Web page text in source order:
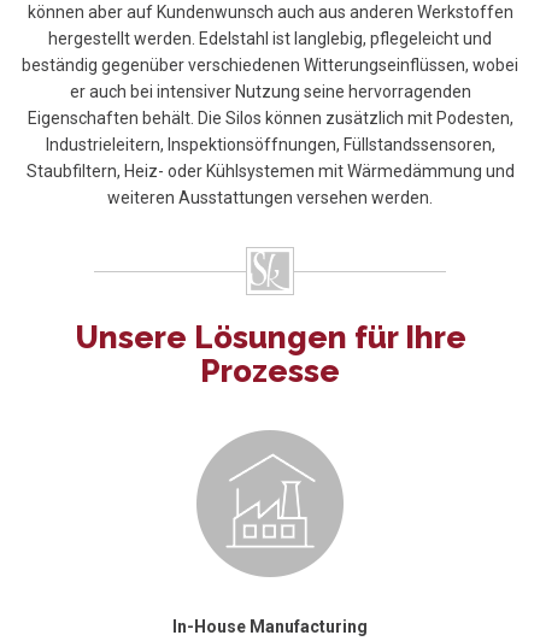
können aber auf Kundenwunsch auch aus anderen Werkstoffen
hergestellt werden. Edelstahl ist langlebig, pflegeleicht und
beständig gegenüber verschiedenen Witterungseinflüssen, wobei
er auch bei intensiver Nutzung seine hervorragenden
Eigenschaften behält. Die Silos können zusätzlich mit Podesten,
Industrieleitern, Inspektionsöffnungen, Füllstandssensoren,
Staubfiltern, Heiz- oder Kühlsystemen mit Wärmedämmung und
weiteren Ausstattungen versehen werden.
Unsere Lösungen für Ihre
Prozesse
In-House Manufacturing